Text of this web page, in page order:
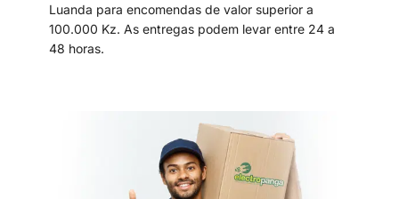
Luanda para encomendas de valor superior a
100.000 Kz. As entregas podem levar entre 24 a
48 horas.